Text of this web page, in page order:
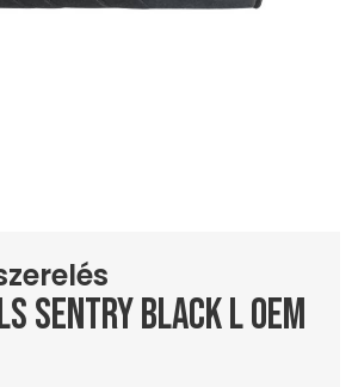
SENTRY black L OEM